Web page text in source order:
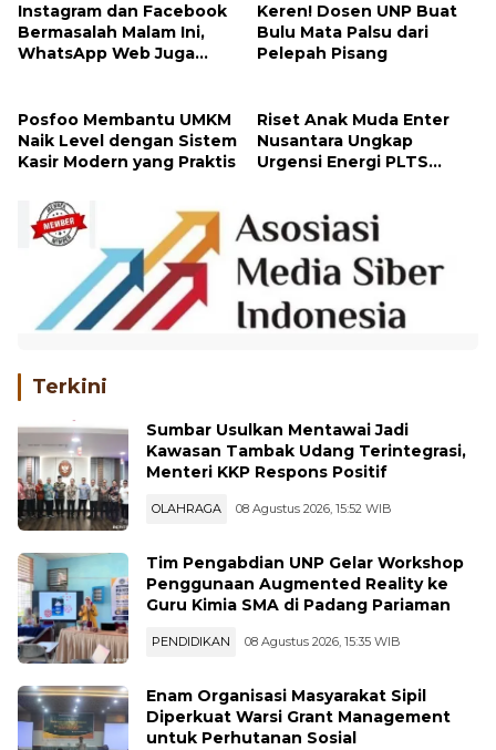
Instagram dan Facebook
Bermasalah Malam Ini,
WhatsApp Web Juga
Keren! Dosen UNP Buat
Bulu Mata Palsu dari
Pelepah Pisang
Posfoo Membantu UMKM
Naik Level dengan Sistem
Kasir Modern yang Praktis
Riset Anak Muda Enter
Nusantara Ungkap
Urgensi Energi PLTS
Terkini
Sumbar Usulkan Mentawai Jadi
Kawasan Tambak Udang Terintegrasi,
Menteri KKP Respons Positif
OLAHRAGA 08 Agustus 2026, 15:52 WIB
Tim Pengabdian UNP Gelar Workshop
Penggunaan Augmented Reality ke
Guru Kimia SMA di Padang Pariaman
PENDIDIKAN 08 Agustus 2026, 15:35 WIB
Enam Organisasi Masyarakat Sipil
Diperkuat Warsi Grant Management
untuk Perhutanan Sosial